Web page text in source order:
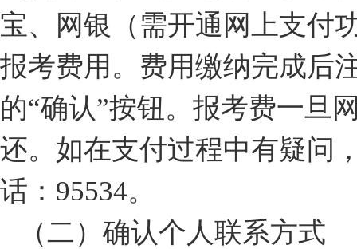
宝、网银（需开通网上支付
报考费用。费用缴纳完成后
的“确认”按钮。报考费一旦
还。如在支付过程中有疑问
话：95534。
（二）确认个人联系方式